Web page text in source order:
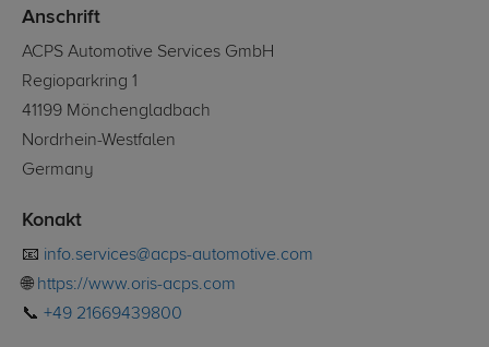
Anschrift
ACPS Automotive Services GmbH
Regioparkring 1
41199 Mönchengladbach
Nordrhein-Westfalen
Germany
Konakt
📧 info.services@acps-automotive.com
🌐 https://www.oris-acps.com
📞 +49 21669439800